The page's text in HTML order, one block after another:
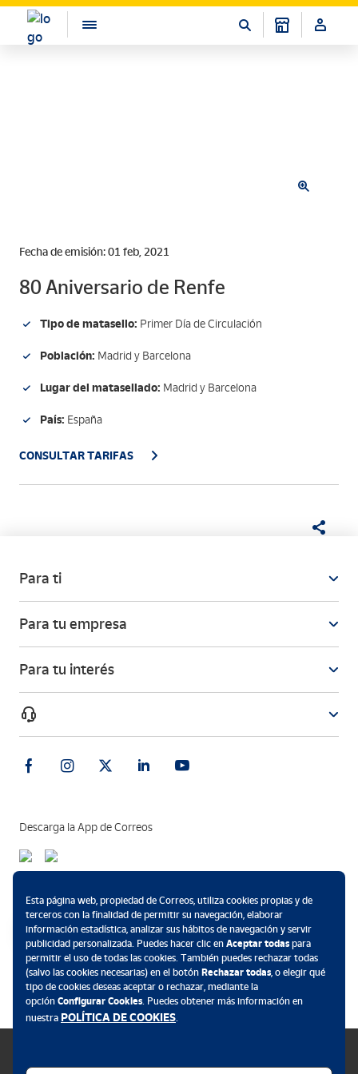
Fecha de emisión: 01 feb, 2021
80 Aniversario de Renfe
Tipo de matasello: Primer Día de Circulación
Población: Madrid y Barcelona
Lugar del matasellado: Madrid y Barcelona
País: España
CONSULTAR TARIFAS
Para ti
Para tu empresa
Para tu interés
Descarga la App de Correos
Esta página web, propiedad de Correos, utiliza cookies propias y de
terceros con la finalidad de permitir su navegación, elaborar
información estadística, analizar sus hábitos de navegación y servir
publicidad personalizada. Puedes hacer clic en Aceptar todaspara
permitir el uso de todas las cookies. También puedes rechazar todas
(salvo las cookies necesarias) en el botón Rechazar todas, o elegir qué
tipo de cookies deseas aceptar o rechazar, mediante la
opción Configurar Cookies. Puedes obtener más información en
nuestra POLÍTICA DE COOKIES.